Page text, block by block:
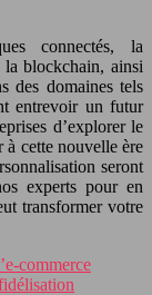
connectés, la
blockchain, ainsi
des domaines tels
entrevoir un futur
d’explorer le
à cette nouvelle ère
seront
experts pour en
transformer votre
commerce